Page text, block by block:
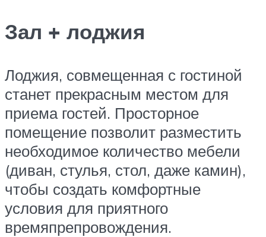
Зал + лоджия
Лоджия, совмещенная с гостиной
станет прекрасным местом для
приема гостей. Просторное
помещение позволит разместить
необходимое количество мебели
(диван, стулья, стол, даже камин),
чтобы создать комфортные
условия для приятного
времяпрепровождения.